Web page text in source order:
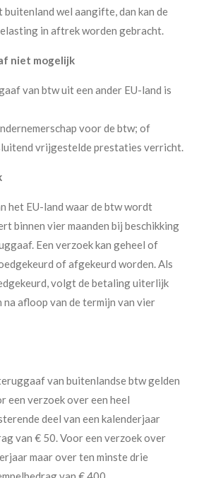
buitenland wel aangifte, dan kan de
in aftrek worden gebracht.
niet mogelijk
van btw uit een ander EU-land is
voor de btw; of
vrijgestelde prestaties verricht.
het EU-land waar de btw wordt
binnen vier maanden bij beschikking
Een verzoek kan geheel of
of afgekeurd worden. Als
volgt de betaling uiterlijk
na afloop van de termijn van vier
van buitenlandse btw gelden
een verzoek over een heel
deel van een kalenderjaar
van € 50. Voor een verzoek over
maar over ten minste drie